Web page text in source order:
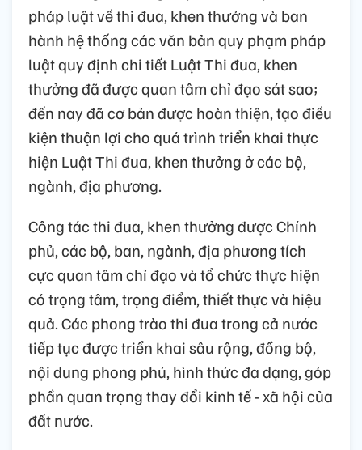
pháp luật về thi đua, khen thưởng và ban
hành hệ thống các văn bản quy phạm pháp
luật quy định chi tiết Luật Thi đua, khen
thưởng đã được quan tâm chỉ đạo sát sao;
đến nay đã cơ bản được hoàn thiện, tạo điều
kiện thuận lợi cho quá trình triển khai thực
hiện Luật Thi đua, khen thưởng ở các bộ,
ngành, địa phương.
Công tác thi đua, khen thưởng được Chính
phủ, các bộ, ban, ngành, địa phương tích
cực quan tâm chỉ đạo và tổ chức thực hiện
có trọng tâm, trọng điểm, thiết thực và hiệu
quả. Các phong trào thi đua trong cả nước
tiếp tục được triển khai sâu rộng, đồng bộ,
nội dung phong phú, hình thức đa dạng, góp
phần quan trọng thay đổi kinh tế - xã hội của
đất nước.